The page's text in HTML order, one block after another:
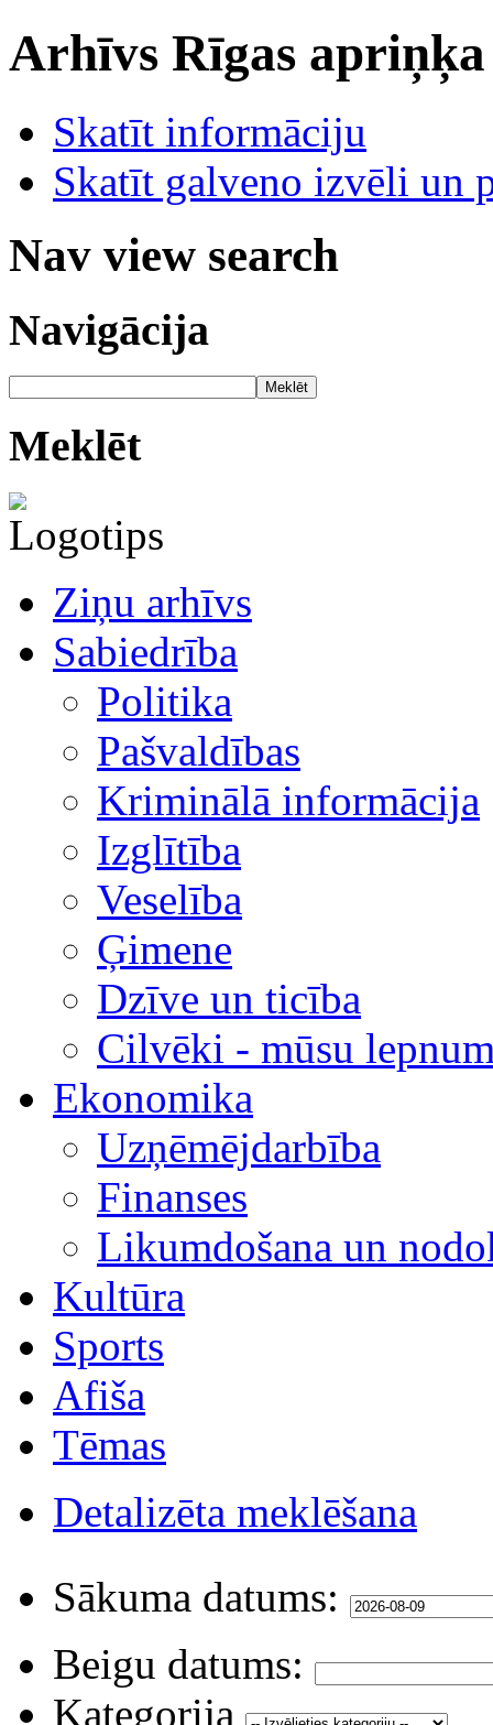
Arhīvs Rīgas
Skatīt informāciju
Skatīt galveno izvēli un
Nav view search
Navigācija
Meklēt
Meklēt
Ziņu arhīvs
Sabiedrība
Politika
Pašvaldības
Kriminālā informācija
Izglītība
Veselība
Ģimene
Dzīve un ticība
Cilvēki - mūsu
Ekonomika
Uzņēmējdarbība
Finanses
Likumdošana un
Kultūra
Sports
Afiša
Tēmas
Detalizēta meklēšana
Sākuma datums:
Beigu datums:
Kategorija